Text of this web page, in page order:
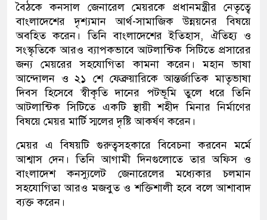
বৈঠকে কনসাল জেনারেল মেয়রকে প্রধানমন্ত্রীর নেতৃত্বে
বাংলাদেশের দৃশ্যমান আর্থ-সামাজিক উন্নয়নের বিষয়ে
অবহিত করেন। তিনি বাংলাদেশের ইতিহাস, ঐতিহ্য ও
সংস্কৃতিকে আরও ব্যাপকভাবে আটলান্টিক সিটিতে প্রসারের
জন্য মেয়রের সহযোগিতা কামনা করেন। মহান ভাষা
আন্দোলন ও ২১ শে ফেব্রুয়ারিকে আন্তর্জাতিক মাতৃভাষা
দিবস হিসেবে স্বীকৃতি দানের পটভূমি তুলে ধরে তিনি
আটলান্টিক সিটিতে একটি স্থায়ী শহীদ মিনার নির্মাণের
বিষয়ে মেয়র মার্টি স্মলের দৃষ্টি আকর্ষণ করেন।
মেয়র এ বিষয়টি গুরুত্বসহকারে বিবেচনা করবেন মর্মে
আশ্বাস দেন। তিনি আগামী দিনগুলোতে তার অফিস ও
বাংলাদেশ কনস্যুলেট জেনারেলের মধ্যেকার চলমান
সহযোগিতা আরও মজবুত ও শক্তিশালী হবে বলে আশাবাদ
ব্যক্ত করেন।